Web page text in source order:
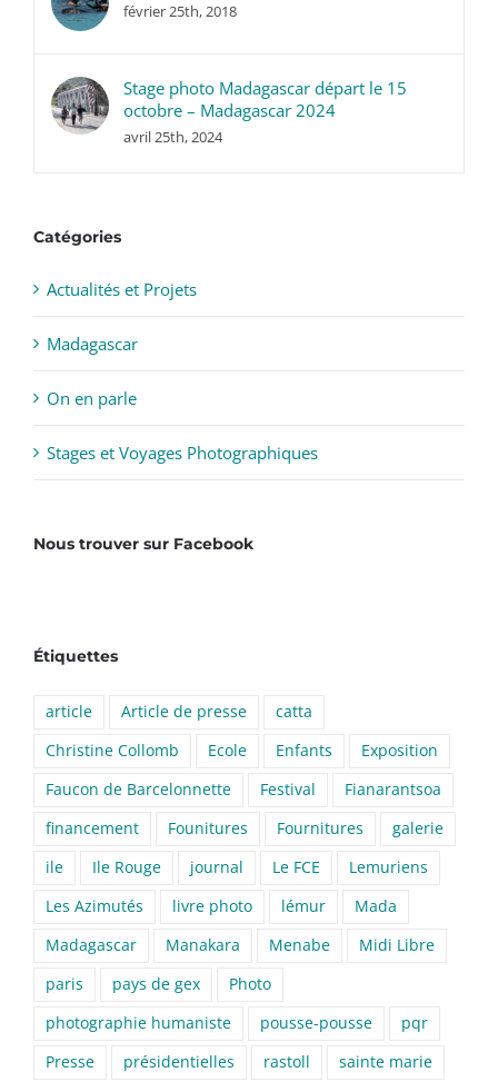
février 25th, 2018
Stage photo Madagascar départ le 15
octobre – Madagascar 2024
avril 25th, 2024
Catégories
Actualités et Projets
Madagascar
On en parle
Stages et Voyages Photographiques
Nous trouver sur Facebook
Étiquettes
article Article de presse
catta
Christine Collomb
Ecole Enfants
Exposition
Faucon de Barcelonnette
Festival
Fianarantsoa
financement
Founitures Fournitures
galerie
ile
Ile Rouge journal Le FCE
Lemuriens
Les Azimutés
livre photo lémur
Mada
Madagascar
Manakara Menabe
Midi Libre
paris
pays de gex
Photo
photographie humaniste
pousse-pousse
pqr
Presse
présidentielles rastoll sainte marie